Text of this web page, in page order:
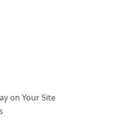
on Your Site